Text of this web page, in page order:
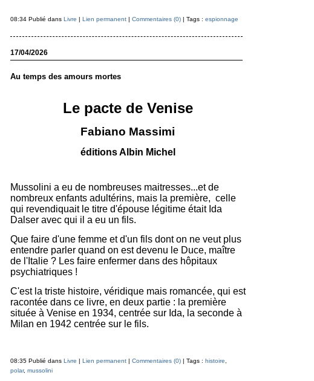
08:34 Publié dans Livre | Lien permanent| Commentaires (0)| Tags : espionnage
17/04/2026
Au temps des amours mortes
Le pacte de Venise
Fabiano Massimi
éditions Albin Michel
Mussolini a eu de nombreuses maitresses...et de
nombreux enfants adultérins, mais la première, celle
qui revendiquait le titre d'épouse légitime était Ida
Dalser avec qui il a eu un fils.
Que faire d'une femme et d'un fils dont on ne veut plus
entendre parler quand on est devenu le Duce, maître
de l'Italie ? Les faire enfermer dans des hôpitaux
psychiatriques !
C'est la triste histoire, véridique mais romancée, qui est
racontée dans ce livre, en deux partie : la première
située à Venise en 1934, centrée sur Ida, la seconde à
Milan en 1942 centrée sur le fils.
08:35 Publié dans Livre | Lien permanent| Commentaires (0)| Tags : histoire
polar, mussolini